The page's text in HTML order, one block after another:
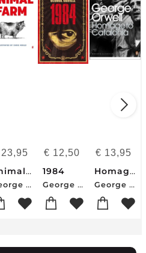
23,95
Animal Farm
George Orwell
€ 12,50
1984
George Orwell
€ 13,95
Homage to Catalonia
George Orwell